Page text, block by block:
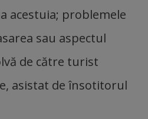
acestuia; problemele
sau aspectul
de către turist
asistat de însotitorul